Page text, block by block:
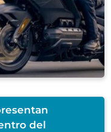
del